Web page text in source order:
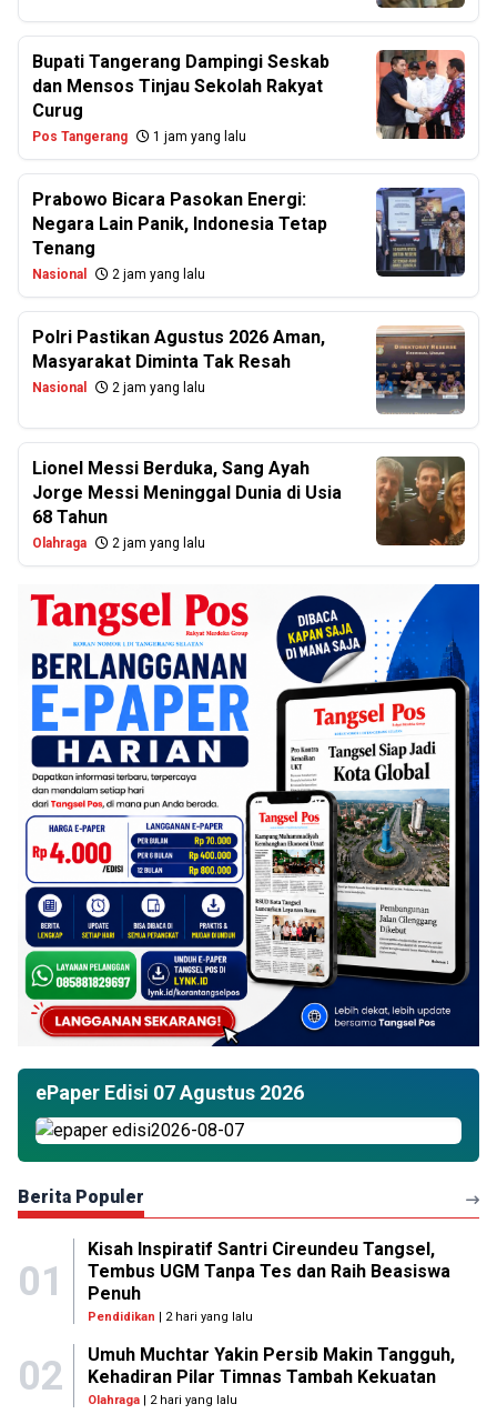
Bupati Tangerang Dampingi Seskab
dan Mensos Tinjau Sekolah Rakyat
Curug
Pos Tangerang 1 jam yang lalu
Prabowo Bicara Pasokan Energi:
Negara Lain Panik, Indonesia Tetap
Tenang
Nasional 2 jam yang lalu
Polri Pastikan Agustus 2026 Aman,
Masyarakat Diminta Tak Resah
Nasional 2 jam yang lalu
Lionel Messi Berduka, Sang Ayah
Jorge Messi Meninggal Dunia di Usia
68 Tahun
Olahraga 2 jam yang lalu
ePaper Edisi 07 Agustus 2026
Berita Populer
01
Kisah Inspiratif Santri Cireundeu Tangsel,
Tembus UGM Tanpa Tes dan Raih Beasiswa
Penuh
Pendidikan | 2 hari yang lalu
02
Umuh Muchtar Yakin Persib Makin Tangguh,
Kehadiran Pilar Timnas Tambah Kekuatan
Olahraga| 2 hari yang lalu